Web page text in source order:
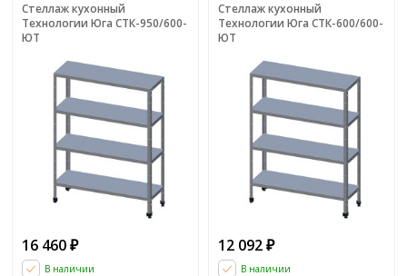
Стеллаж кухонный
Технологии Юга СТК-950/600-
ЮТ
16 460 ₽
В наличии
Стеллаж кухонный
Технологии Юга СТК-600/600-
ЮТ
12 092 ₽
В наличии